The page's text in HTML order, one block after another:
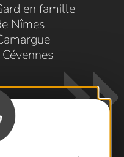
en famille
Nîmes